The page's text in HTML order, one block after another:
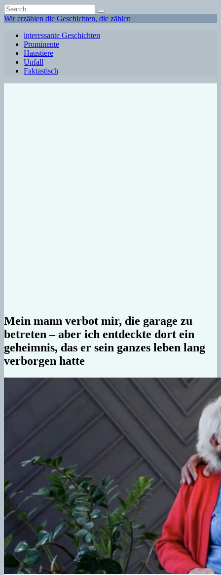
Skip
to
content
Search
for:
Wir erzählen die Geschichten, die zählen
interessante Geschichten
Prominente
Haustiere
Unfall
Faktastisch
Mein mann verbot mir, die garage zu
betreten – aber ich entdeckte dort ein
geheimnis, das er sein ganzes leben lang
verborgen hatte